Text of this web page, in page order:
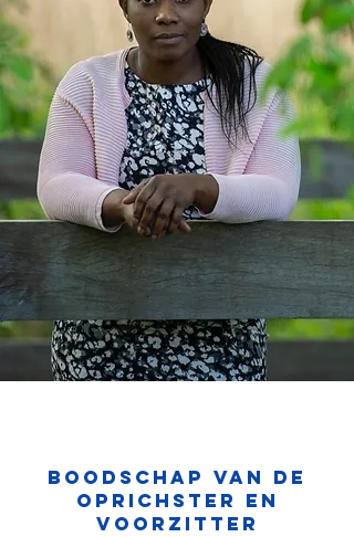
Boodschap van de
oprichster en
voorzitter